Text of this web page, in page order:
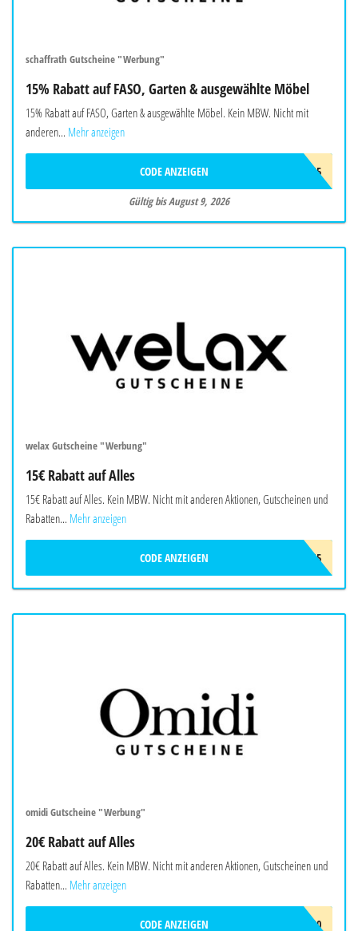
schaffrath Gutscheine "Werbung"
15% Rabatt auf FASO, Garten & ausgewählte Möbel
15% Rabatt auf FASO, Garten & ausgewählte Möbel. Kein MBW. Nicht mit
anderen... Mehr anzeigen
SUMMER15
CODE ANZEIGEN
Gültig bis August 9, 2026
welax Gutscheine "Werbung"
15€ Rabatt auf Alles
15€ Rabatt auf Alles. Kein MBW. Nicht mit anderen Aktionen, Gutscheinen und
Rabatten... Mehr anzeigen
WELAX15
CODE ANZEIGEN
omidi Gutscheine "Werbung"
20€ Rabatt auf Alles
20€ Rabatt auf Alles. Kein MBW. Nicht mit anderen Aktionen, Gutscheinen und
Rabatten... Mehr anzeigen
OMIDI20
CODE ANZEIGEN